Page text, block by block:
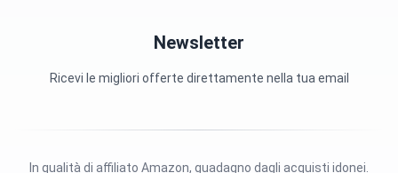
Newsletter
Ricevi le migliori offerte direttamente nella tua email
In qualità di affiliato Amazon, guadagno dagli acquisti idonei.